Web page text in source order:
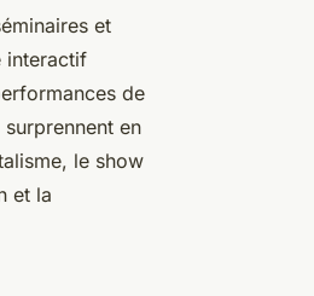
et
interactif
de
en
le show
et la